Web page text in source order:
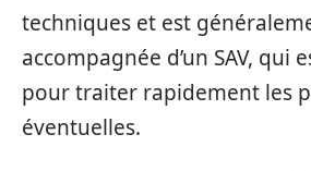
techniques et est
accompagnée d’un SAV, qui
pour traiter rapidement les
éventuelles.